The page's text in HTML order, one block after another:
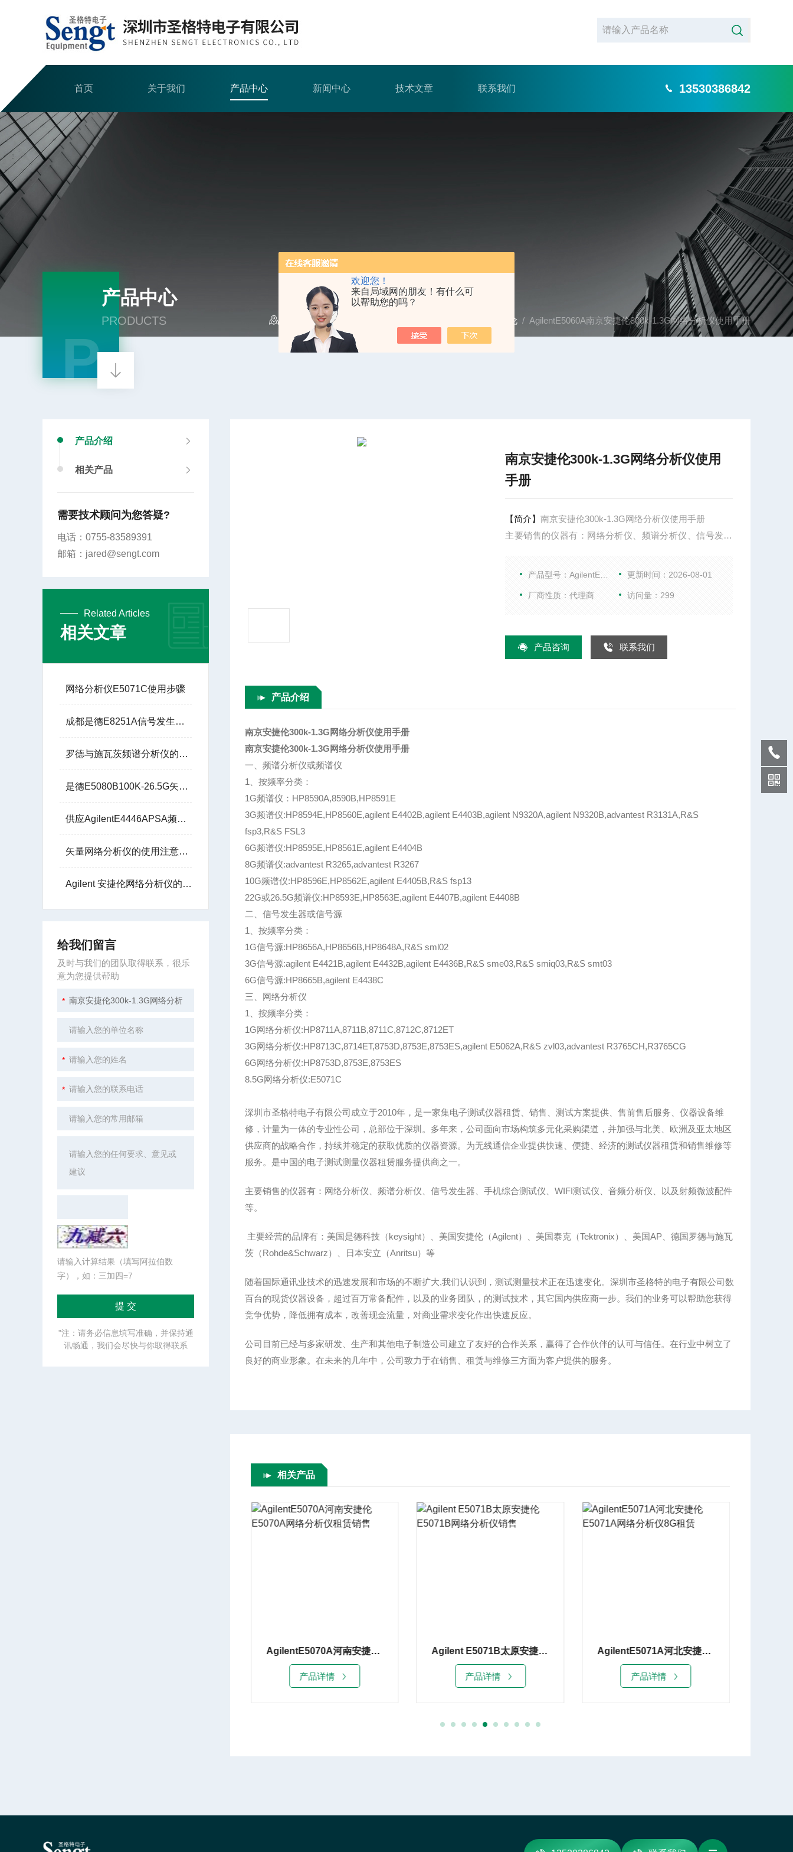
欢迎您！
来自局域网的朋友！有什么可
以帮助您的吗？
首页 关于我们 产品中心 新闻中心 技术文章 联系我们 13530386842
产品中心
PRODUCTS
P
当前位置：首页 Agilent|安捷伦 / AgilentE5060A南京安捷伦300k-1.3G网络分析仪使用手册
南京安捷伦300k-1.3G网络分析仪使用
手册
【简介】南京安捷伦300k-1.3G网络分析仪使用手册
主要销售的仪器有：网络分析仪、频谱分析仪、信号发生
频微波配件等。
产品型号：AgilentE5060A 更新时间：2026-08-01
厂商性质：代理商 访问量：299
产品咨询 联系我们
产品介绍
南京安捷伦300k-1.3G网络分析仪使用手册
南京安捷伦300k-1.3G网络分析仪使用手册
一、频谱分析仪或频谱仪
1、按频率分类：
1G频谱仪：HP8590A,8590B,HP8591E
3G频谱仪:HP8594E,HP8560E,agilent E4402B,agilent E4403B,agilent N9320A,agilent N9320B,advantest R3131A,R&S
fsp3,R&S FSL3
6G频谱仪:HP8595E,HP8561E,agilent E4404B
8G频谱仪:advantest R3265,advantest R3267
10G频谱仪:HP8596E,HP8562E,agilent E4405B,R&S fsp13
22G或26.5G频谱仪:HP8593E,HP8563E,agilent E4407B,agilent E4408B
二、信号发生器或信号源
1、按频率分类：
1G信号源:HP8656A,HP8656B,HP8648A,R&S sml02
3G信号源:agilent E4421B,agilent E4432B,agilent E4436B,R&S sme03,R&S smiq03,R&S smt03
6G信号源:HP8665B,agilent E4438C
三、网络分析仪
1、按频率分类：
1G网络分析仪:HP8711A,8711B,8711C,8712C,8712ET
3G网络分析仪:HP8713C,8714ET,8753D,8753E,8753ES,agilent E5062A,R&S zvl03,advantest R3765CH,R3765CG
6G网络分析仪:HP8753D,8753E,8753ES
8.5G网络分析仪:E5071C
深圳市圣格特电子有限公司成立于2010年，是一家集电子测试仪器租赁、销售、测试方案提供、售前售后服务、仪器设备维
修，计量为一体的专业性公司，总部位于深圳。多年来，公司面向市场构筑多元化采购渠道，并加强与北美、欧洲及亚太地区
供应商的战略合作，持续并稳定的获取优质的仪器资源。为无线通信企业提供快速、便捷、经济的测试仪器租赁和销售维修等
服务。是中国的电子测试测量仪器租赁服务提供商之一。
主要销售的仪器有：网络分析仪、频谱分析仪、信号发生器、手机综合测试仪、WIFI测试仪、音频分析仪、以及射频微波配件
等。
主要经营的品牌有：美国是德科技（keysight）、美国安捷伦（Agilent）、美国泰克（Tektronix）、美国AP、德国罗德与施瓦
茨（Rohde&Schwarz）、日本安立（Anritsu）等
随着国际通讯业技术的迅速发展和市场的不断扩大,我们认识到，测试测量技术正在迅速变化。深圳市圣格特的电子有限公司数
百台的现货仪器设备，超过百万常备配件，以及的业务团队，的测试技术，其它国内供应商一步。我们的业务可以帮助您获得
竞争优势，降低拥有成本，改善现金流量，对商业需求变化作出快速反应。
公司目前已经与多家研发、生产和其他电子制造公司建立了友好的合作关系，赢得了合作伙伴的认可与信任。在行业中树立了
良好的商业形象。在未来的几年中，公司致力于在销售、租赁与维修三方面为客户提供的服务。
相关产品
Agilent E5071B太原安捷伦E5071B网络分析仪销售
产品详情
AgilentE5071A河北安捷伦E5071A网络分析仪8G租赁
产品详情
Keysight E5063A湖北是德E5063A网络分析仪
产品详情
产品介绍
相关产品
需要技术顾问为您答疑?
电话：0755-83589391
邮箱：jared@sengt.com
Related Articles
相关文章
网络分析仪E5071C使用步骤
成都是德E8251A信号发生器250K-20G技术参数
罗德与施瓦茨频谱分析仪的实际应用场景有哪些？
是德E5080B100K-26.5G矢量网络分析仪销售
供应AgilentE4446APSA频谱分析仪3Hz-44G
矢量网络分析仪的使用注意事项
Agilent 安捷伦网络分析仪的核心任务是测量散射参数
给我们留言
及时与我们的团队取得联系，很乐
意为您提供帮助
请输入计算结果（填写阿拉伯数
字），如：三加四=7
"注：请务必信息填写准确，并保持通
讯畅通，我们会尽快与你取得联系